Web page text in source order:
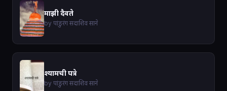
माझी दैवते
by पांडुरंग सदाशिव साने
श्यामची पत्रे
by पांडुरंग सदाशिव साने